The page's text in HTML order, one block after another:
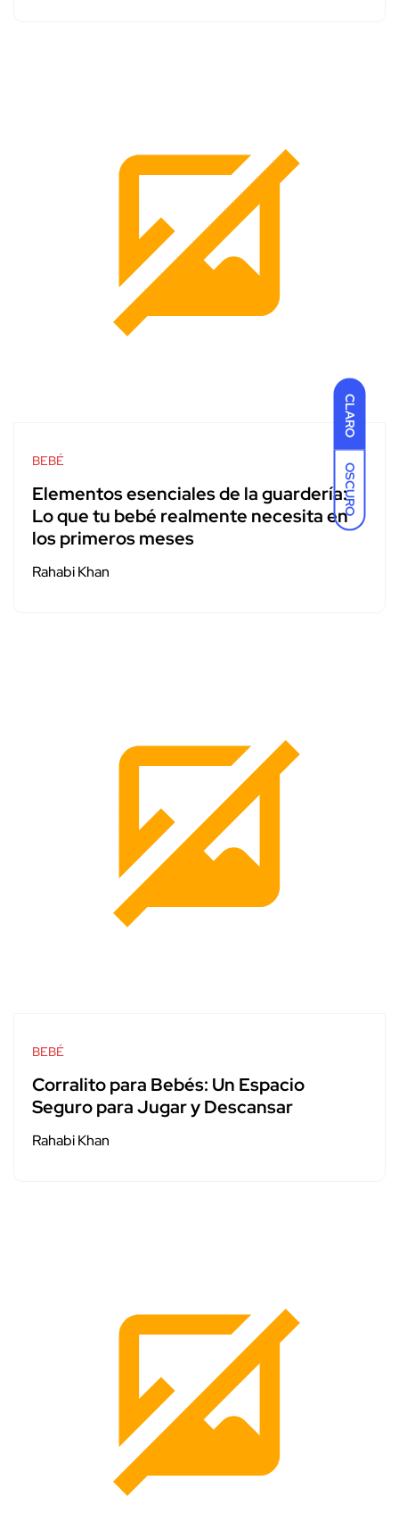
CLARO
OSCURO
BEBÉ
Elementos esenciales de la guardería:
Lo que tu bebé realmente necesita en
los primeros meses
Rahabi Khan
BEBÉ
Corralito para Bebés: Un Espacio
Seguro para Jugar y Descansar
Rahabi Khan